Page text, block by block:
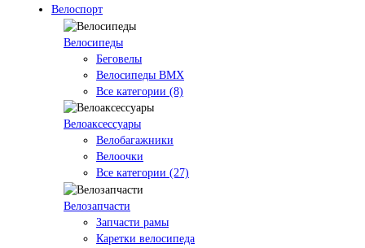
Велоспорт
Велосипеды
Беговелы
Велосипеды BMX
Все категории (8)
Велоаксессуары
Велобагажники
Велоочки
Все категории (27)
Велозапчасти
Запчасти рамы
Каретки велосипеда